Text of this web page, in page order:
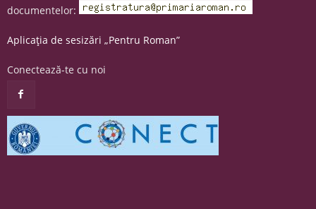
documentelor:
Aplicația de sesizări „Pentru Roman”
Conectează-te cu noi